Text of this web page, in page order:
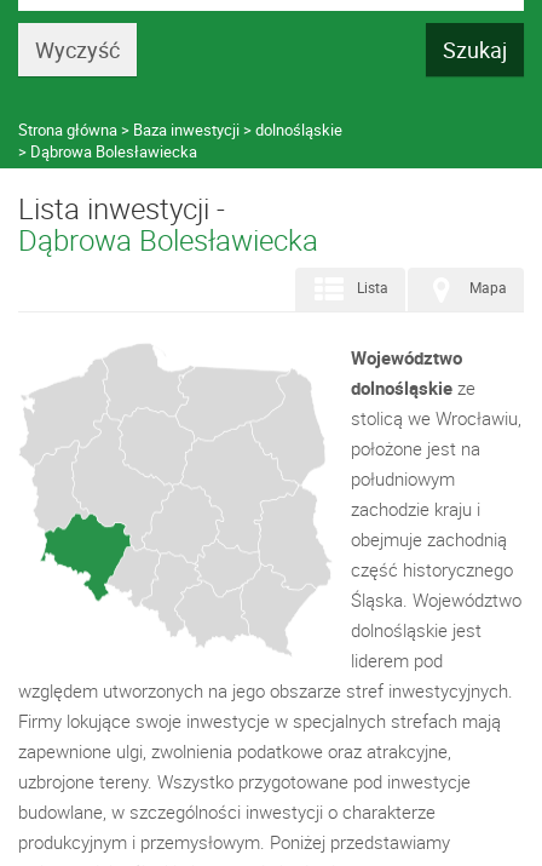
Strona główna Baza inwestycji
dolnośląskie
Dąbrowa Bolesławiecka
Lista inwestycji -
Dąbrowa Bolesławiecka
Mapa
Lista
Województwo
dolnośląskie ze
stolicą we Wrocławiu,
położone jest na
południowym
zachodzie kraju i
obejmuje zachodnią
część historycznego
Śląska. Województwo
dolnośląskie jest
liderem pod
względem utworzonych na jego obszarze stref inwestycyjnych.
Firmy lokujące swoje inwestycje w specjalnych strefach mają
zapewnione ulgi, zwolnienia podatkowe oraz atrakcyjne,
uzbrojone tereny. Wszystko przygotowane pod inwestycje
budowlane, w szczególności inwestycji o charakterze
produkcyjnym i przemysłowym. Poniżej przedstawiamy